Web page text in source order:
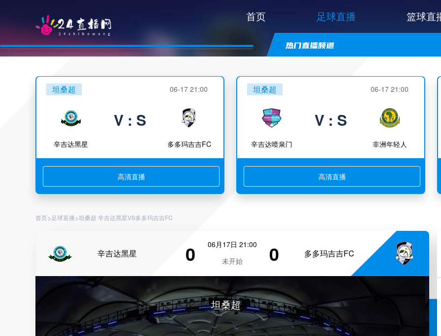
首页 足球直播 篮球直
坦桑超 06-17 21:00
辛吉达黑星
V : S
多多玛吉吉FC
高清直播
坦桑超 06-17 21:00
辛吉达喷泉门
V : S
非洲年轻人
高清直播
首页> 足球直播>坦桑超 辛吉达黑星VS多多玛吉吉FC
辛吉达黑星 0
06月17日 21:00
未开始
0 多多玛吉吉FC
坦桑超